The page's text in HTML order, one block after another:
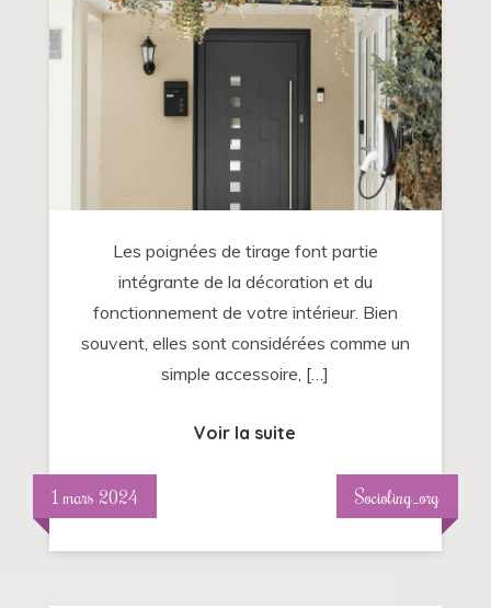
négligez
pas
la
qualité
vos
poignées
tirage
Les poignées de tirage font partie
intégrante de la décoration et du
fonctionnement de votre intérieur. Bien
souvent, elles sont considérées comme un
simple accessoire, […]
Voir la suite
1 mars 2024 Socioling_org